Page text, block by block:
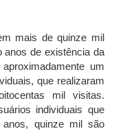
mais de quinze mil
anos de existência da
um
que realizaram
mil visitas.
individuais que
quinze mil são